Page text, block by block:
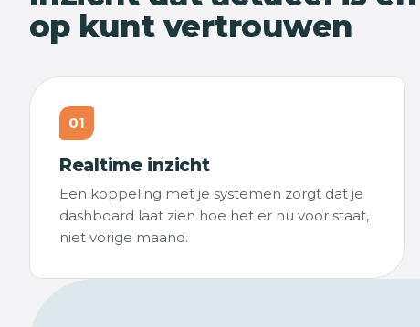
op kunt vertrouwen
01
Realtime inzicht
Een koppeling met je systemen zorgt dat je
dashboard laat zien hoe het er nu voor staat,
niet vorige maand.